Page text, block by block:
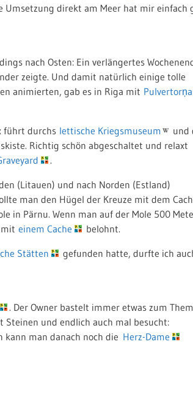
Umsetzung direkt am Meer hat mir einfach
nach Osten: Ein verlängertes
zeigte. Und damit natürlich einige tolle
animierten, gab es in Riga mit Pulvertorņa
führt durchs lettische Kriegsmuseum
und
Richtig schön abgeschaltet und relaxt
.
(Litauen) und nach Norden (Estland)
man den Hügel der Kreuze mit dem
in Pärnu. Wenn man auf der Mole 500
einem Cache
belohnt.
Stätten
gefunden hatte, durfte ich
. Der Owner bastelt immer etwas zum
und endlich auch mal besucht:
kann man danach noch die Herz-Dame